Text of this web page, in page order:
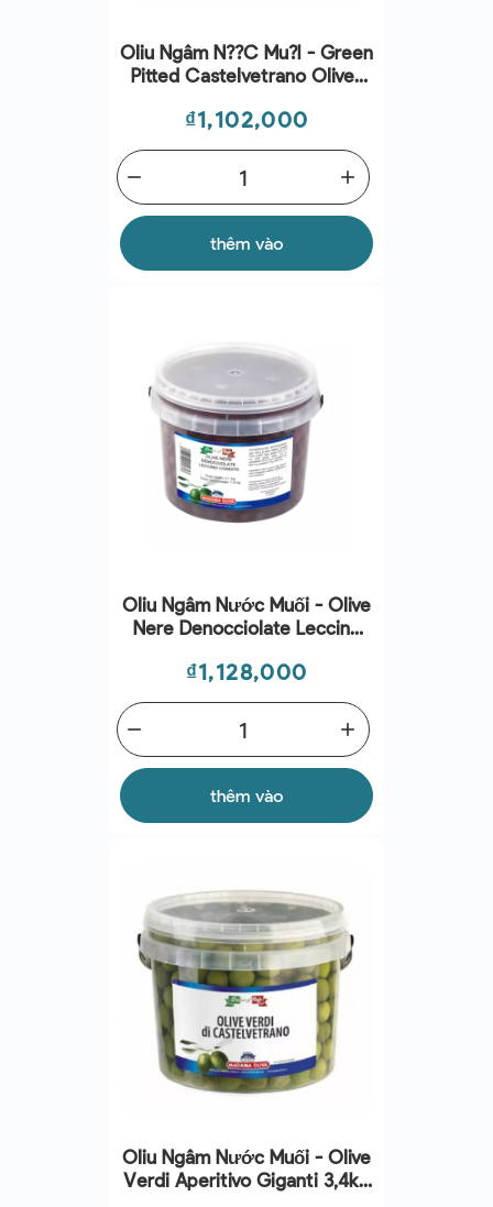
Oliu Ngâm N??c Mu?i - Green
Pitted Castelvetrano Olives
Oliva
Giá
₫1,102,000
add
remove
thêm vào
Oliu Ngâm Nước Muối - Olive
Nere Denocciolate Leccino
Giá
₫1,128,000
add
remove
thêm vào
Oliu Ngâm Nước Muối - Olive
Verdi Aperitivo Giganti 3,4kg